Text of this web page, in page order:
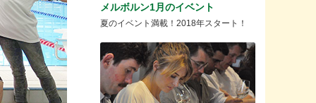
メルボルン1月のイベント
夏のイベント満載！2018年スタート！